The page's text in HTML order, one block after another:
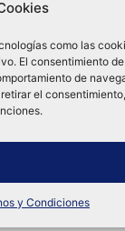
como las
El consentimiento
de
el
y Condiciones
Aviso de
55